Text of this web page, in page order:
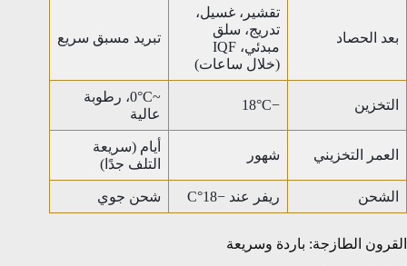
بعد الحصاد
تقشير، غسيل،
تدريج، سلق
مبدئي، IQF
(خلال ساعات)
تبريد مسبق سريع
التخزين −18°C
~0°C، رطوبة
عالية
العمر التخزيني شهور
أيام (سريعة
التلف جدًا)
الشحن ريفر عند −18°C شحن جوي
القرون الطازجة: باردة وسريعة